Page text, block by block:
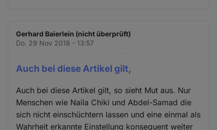
Gerhard Baierlein (nicht überprüft)
Do. 29 Nov 2018 - 13:57
Auch bei diese Artikel gilt,
Auch bei diese Artikel gilt, so sieht Mut aus. Nur
Menschen wie Naila Chiki und Abdel-Samad die
sich nicht einschüchtern lassen und eine einmal als
Wahrheit erkannte Einstellung konsequent weiter